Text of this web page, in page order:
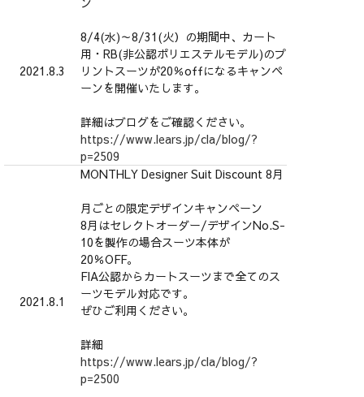
2021.8.3
8/4(水)～8/31(火）の期間中、カート
用・RB(非公認ポリエステルモデル)のプ
リントスーツが20％offになるキャンペ
ーンを開催いたします。
詳細はブログをご確認ください。
https://www.lears.jp/cla/blog/?
p=2509
2021.8.1
MONTHLY Designer Suit Discount 8月
月ごとの限定デザインキャンペーン
8月はセレクトオーダー/デザインNo.S-
10を製作の場合スーツ本体が
20％OFF。
FIA公認からカートスーツまで全てのス
ーツモデル対応です。
ぜひご利用ください。
詳細
https://www.lears.jp/cla/blog/?
p=2500